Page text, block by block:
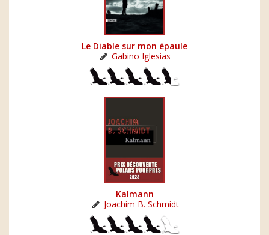
Le Diable sur mon épaule
Gabino Iglesias
Kalmann
Joachim B. Schmidt